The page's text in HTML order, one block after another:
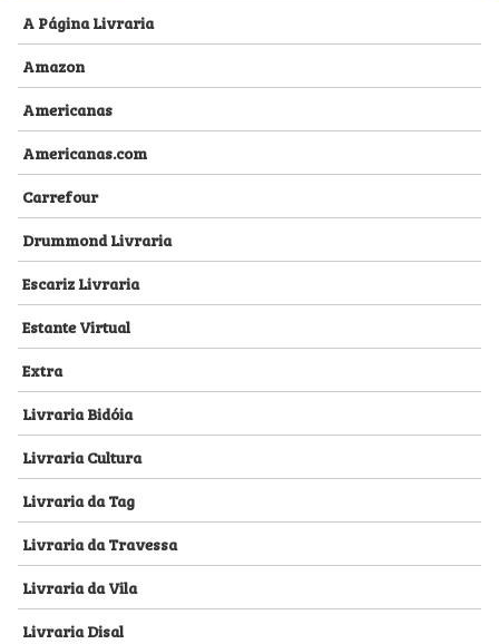
A Página Livraria
Amazon
Americanas
Americanas.com
Carrefour
Drummond Livraria
Escariz Livraria
Estante Virtual
Extra
Livraria Bidóia
Livraria Cultura
Livraria da Tag
Livraria da Travessa
Livraria da Vila
Livraria Disal